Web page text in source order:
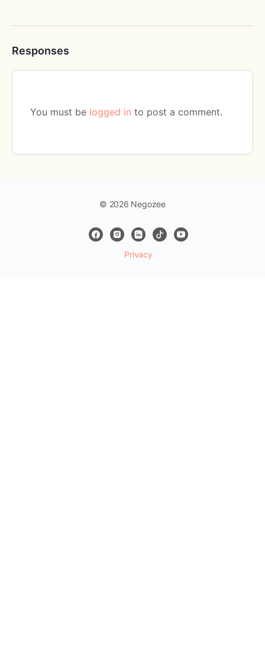
Responses
You must be logged in to post a comment.
© 2026 Negozee
Privacy